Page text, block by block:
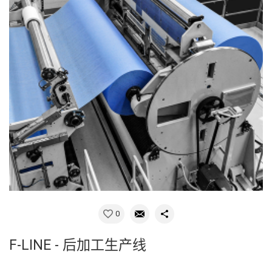
0
F-LINE - 后加工生产线